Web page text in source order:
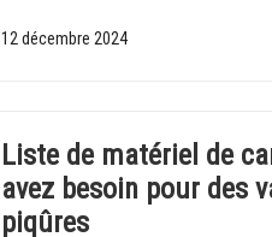
12 décembre 2024
Liste de matériel de
avez besoin pour des
piqûres